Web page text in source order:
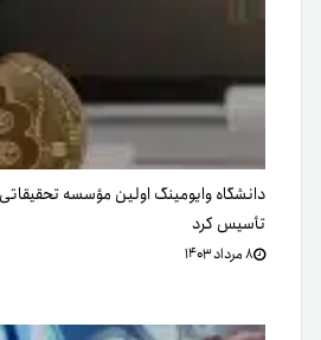
دانشگاه وایومینگ اولین مؤسسه
تأسیس کرد
۸ مرداد ۱۴۰۳